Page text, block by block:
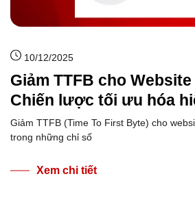
10/12/2025
Giảm TTFB cho
Chiến lược tối ưu hóa
Giảm TTFB (Time To First Byte) cho
trong những chỉ số
Xem chi tiết